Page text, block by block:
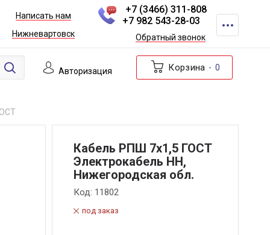
Написать нам
Нижневартовск
+7 (3466) 311-808
+7 982 543-28-03
Обратный звонок
Авторизация Корзина 0
Кабель РПШ 7х1,5 ГОСТ
Электрокабель НН,
Нижегородская обл.
Код: 11802
под заказ